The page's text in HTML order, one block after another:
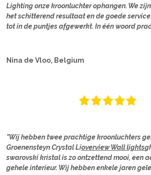
Lighting onze kroonluchter ophangen. We
het schitterend resultaat en de goede
tot in de puntjes afgewerkt. In één woord
Nina de Vloo, Belgium
"Wij hebben twee prachtige kroonluchters
Groenensteyn Crystal Lioverview Wall lights
swarovski kristal is zo ontzettend mooi, een
gehele interieur. Wij hebben enkele jaren